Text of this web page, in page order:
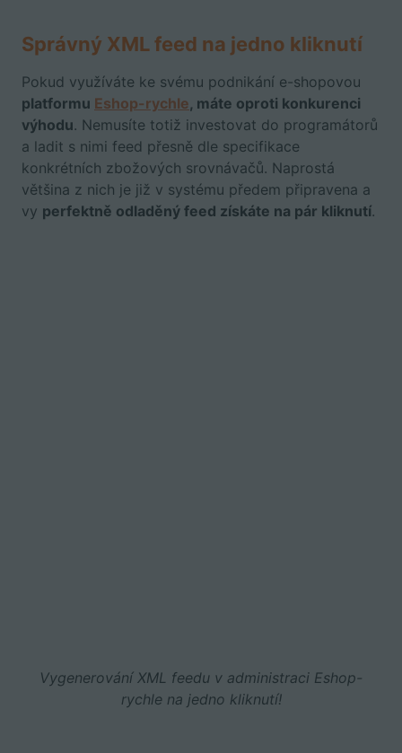
Správný XML feed na jedno kliknutí
Pokud využíváte ke svému podnikání e-shopovou
platformu Eshop-rychle, máte oproti konkurenci
výhodu. Nemusíte totiž investovat do programátorů
a ladit s nimi feed přesně dle specifikace
konkrétních zbožových srovnávačů. Naprostá
většina z nich je již v systému předem připravena a
vy perfektně odladěný feed získáte na pár kliknutí.
Vygenerování XML feedu v administraci Eshop-
rychle na jedno kliknutí!